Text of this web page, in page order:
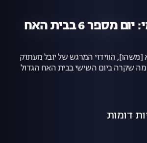
הסיכום היומי: יום מספר 6 בבית האח
[משהו], הווידוי המרגש של יובל מעתוק
שקרה ביום השישי בבית האח הגדול
דומות